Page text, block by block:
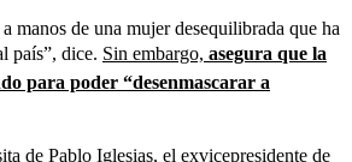
manos de una mujer desequilibrada que ha
país”, dice. Sin embargo, asegura que la
para poder “desenmascarar a
de Pablo Iglesias, el exvicepresidente de